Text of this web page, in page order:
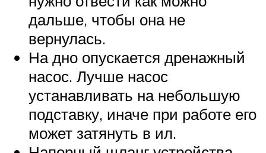
дальше, чтобы она не
вернулась.
На дно опускается дренажный
насос. Лучше насос
устанавливать на небольшую
подставку, иначе при работе его
может затянуть в ил.